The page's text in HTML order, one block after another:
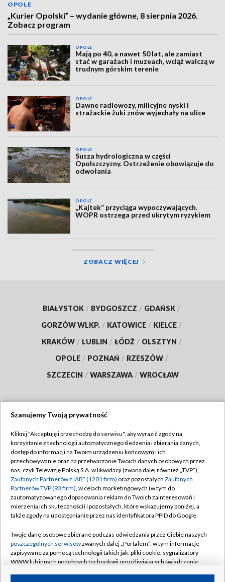
OPOLE
„Kurier Opolski” – wydanie główne, 8 sierpnia 2026.
Zobacz program
OPOLE
Mają po 40, a nawet 50 lat, ale zamiast
stać w garażach i muzeach, wciąż walczą w
trudnym górskim terenie
OPOLE
Dawne radiowozy, milicyjne nyski i
strażackie żuki znów wyjechały na ulice
OPOLE
Susza hydrologiczna w części
Opolszczyzny. Ostrzeżenie obowiązuje do
odwołania
OPOLE
„Kajtek” przyciąga wypoczywających.
WOPR ostrzega przed ukrytym ryzykiem
ZOBACZ WIĘCEJ
BIAŁYSTOK / BYDGOSZCZ / GDAŃSK /
GORZÓW WLKP. / KATOWICE / KIELCE /
KRAKÓW / LUBLIN / ŁÓDŹ / OLSZTYN /
OPOLE / POZNAŃ / RZESZÓW /
SZCZECIN / WARSZAWA / WROCŁAW
TVP
Abonament TVP
Emisja w TVP
Centrum informacji TVP
Naziemna Telewizja Cyfrowa
Rada Programowa
System NOS
Informacje o nadawcy
Regulamin TVP
Polityka prywatności
Moje zgody
Pomoc
Kontakt
Kanały
Szanujemy Twoją prywatność
Kliknij "Akceptuję i przechodzę do serwisu", aby wyrazić zgody na
korzystanie z technologii automatycznego śledzenia i zbierania danych,
dostęp do informacji na Twoim urządzeniu końcowym i ich
przechowywanie oraz na przetwarzanie Twoich danych osobowych przez
nas, czyli Telewizję Polską S.A. w likwidacji (zwaną dalej również „TVP”),
Zaufanych Partnerów z IAB* (1201 firm) oraz pozostałych Zaufanych
Partnerów TVP (93 firm), w celach marketingowych (w tym do
zautomatyzowanego dopasowania reklam do Twoich zainteresowań i
mierzenia ich skuteczności) i pozostałych, które wskazujemy poniżej, a
także zgody na udostępnianie przez nas identyfikatora PPID do Google.
Twoje dane osobowe zbierane podczas odwiedzania przez Ciebie naszych
poszczególnych serwisówzwanych dalej „Portalem”, w tym informacje
zapisywane za pomocą technologii takich jak: pliki cookie, sygnalizatory
WWW lub innych podobnych technologii umożliwiających świadczenie